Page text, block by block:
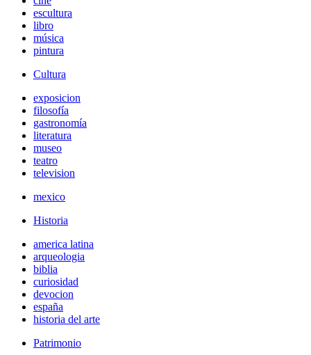
escultura
libro
música
pintura
Cultura
exposicion
filosofía
gastronomía
literatura
museo
teatro
television
mexico
Historia
america latina
arqueologia
biblia
curiosidad
devocion
españa
historia del arte
Patrimonio